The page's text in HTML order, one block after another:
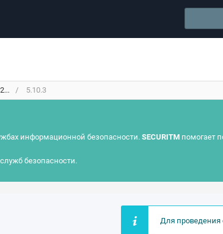
5.10.3
информационной безопасности. SECURITMпомогает
безопасности.
Для проведения